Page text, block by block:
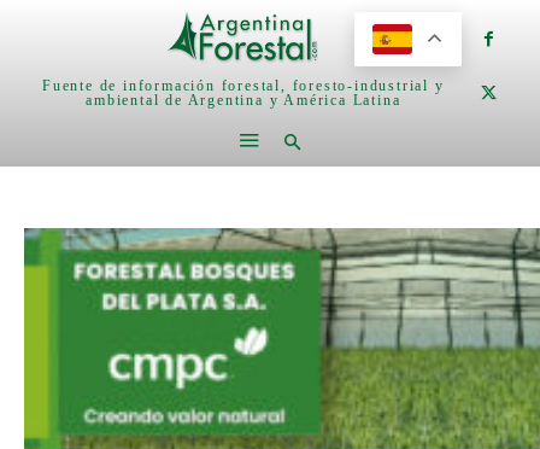
Fuente de información forestal, foresto-industrial y
ambiental de Argentina y América Latina